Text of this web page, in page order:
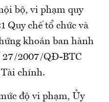
bộ, vi phạm quy
Quy chế tổ chức và
khoán ban hành
27/2007/QĐ-BTC
chính.
độ vi phạm, Ủy